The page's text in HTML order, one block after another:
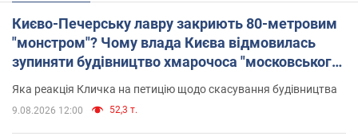
Києво-Печерську лавру закриють 80-метровим
"монстром"? Чому влада Києва відмовилась
зупиняти будівництво хмарочоса "московського
вірянина"
Яка реакція Кличка на петицію щодо скасування будівництва
9.08.2026 12:00 52,3 т.